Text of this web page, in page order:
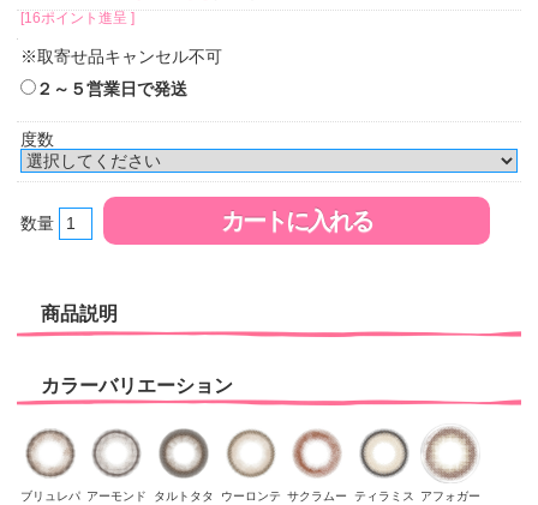
[16ポイント進呈 ]
※取寄せ品キャンセル不可
２～５営業日で発送
度数
数量
商品説明
カラーバリエーション
ブリュレパ アーモンド タルトタタ ウーロンテ サクラムー ティラミス アフォガー